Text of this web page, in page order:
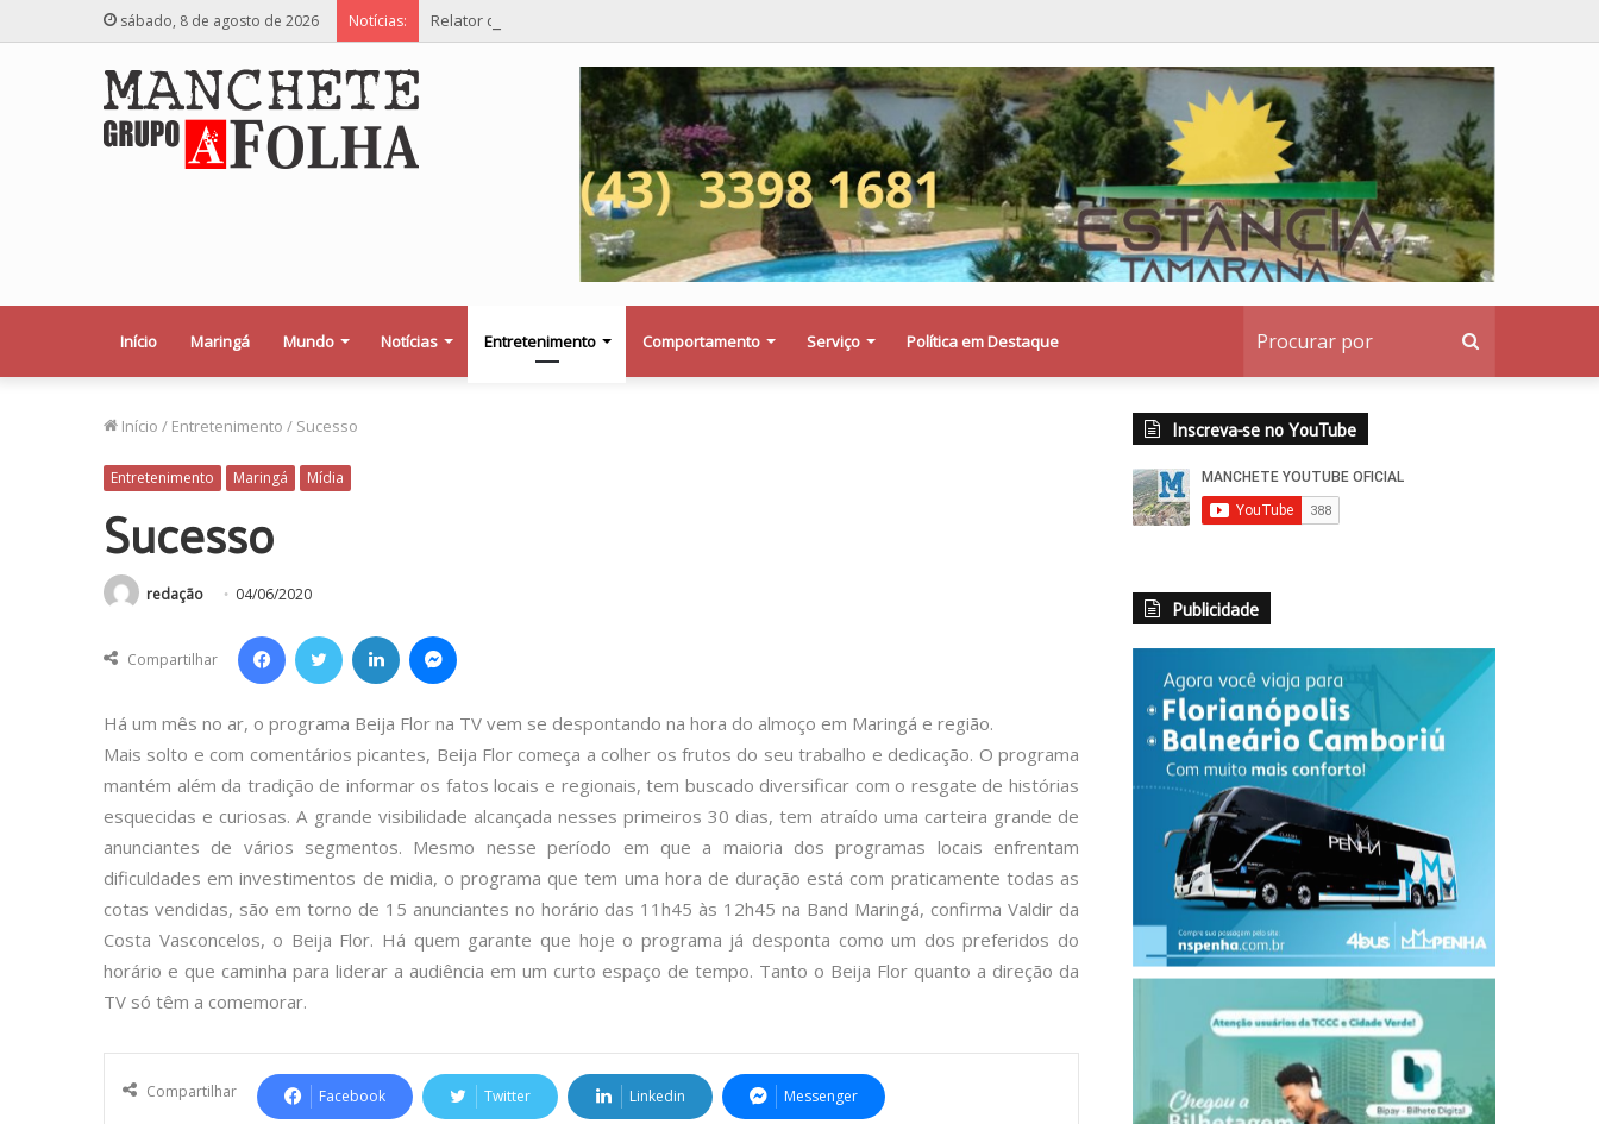
sábado, 8 de agosto de 2026 Notícias: Relator deseja saber se a Procuradoria Jurídica da Câmara de Maringá deu orientação institucional ao denunciante
Início Maringá Mundo Notícias Entretenimento Comportamento Serviço Política em Destaque
Início / Entretenimento / Sucesso
Entretenimento Maringá Mídia
Sucesso
redação 04/06/2020
Compartilhar
Há um mês no ar, o programa Beija Flor na TV vem se despontando na hora do almoço em Maringá e região.
Mais solto e com comentários picantes, Beija Flor começa a colher os frutos do seu trabalho e dedicação. O programa
mantém além da tradição de informar os fatos locais e regionais, tem buscado diversificar com o resgate de histórias
esquecidas e curiosas. A grande visibilidade alcançada nesses primeiros 30 dias, tem atraído uma carteira grande de
anunciantes de vários segmentos. Mesmo nesse período em que a maioria dos programas locais enfrentam
dificuldades em investimentos de midia, o programa que tem uma hora de duração está com praticamente todas as
cotas vendidas, são em torno de 15 anunciantes no horário das 11h45 às 12h45 na Band Maringá, confirma Valdir da
Costa Vasconcelos, o Beija Flor. Há quem garante que hoje o programa já desponta como um dos preferidos do
horário e que caminha para liderar a audiência em um curto espaço de tempo. Tanto o Beija Flor quanto a direção da
TV só têm a comemorar.
Compartilhar Facebook Twitter Linkedin Messenger
Inscreva-se no YouTube
Publicidade